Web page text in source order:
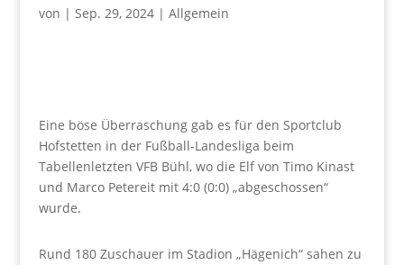
von | Sep. 29, 2024| Allgemein
Eine böse Überraschung gab es für den Sportclub
Hofstetten in der Fußball-Landesliga beim
Tabellenletzten VFB Bühl, wo die Elf von Timo Kinast
und Marco Petereit mit 4:0 (0:0) „abgeschossen“
wurde.
Rund 180 Zuschauer im Stadion „Hägenich“ sahen zu